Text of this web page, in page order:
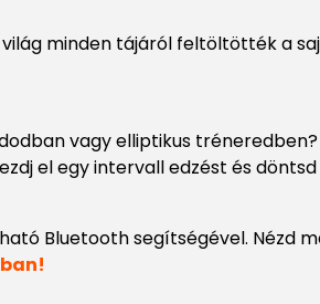
minden tájáról feltöltötték a
vagy elliptikus
el egy intervall edzést és
Bluetooth segítségével. Nézd